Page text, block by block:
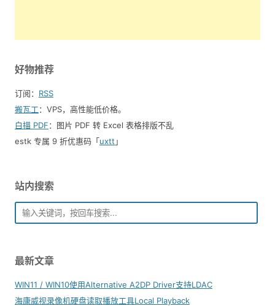
好物推荐
订阅： RSS
搬瓦工：VPS，高性能低价格。️
白描 PDF：图片 PDF 转 Excel 表格排版不乱
estk 专属 9 折优惠码「uxtt 」
站内搜索
最新文章
WIN11 / WIN10使用Alternative A2DP Driver支持LDAC
海康威视录像机硬盘读取播放工具Local Playback